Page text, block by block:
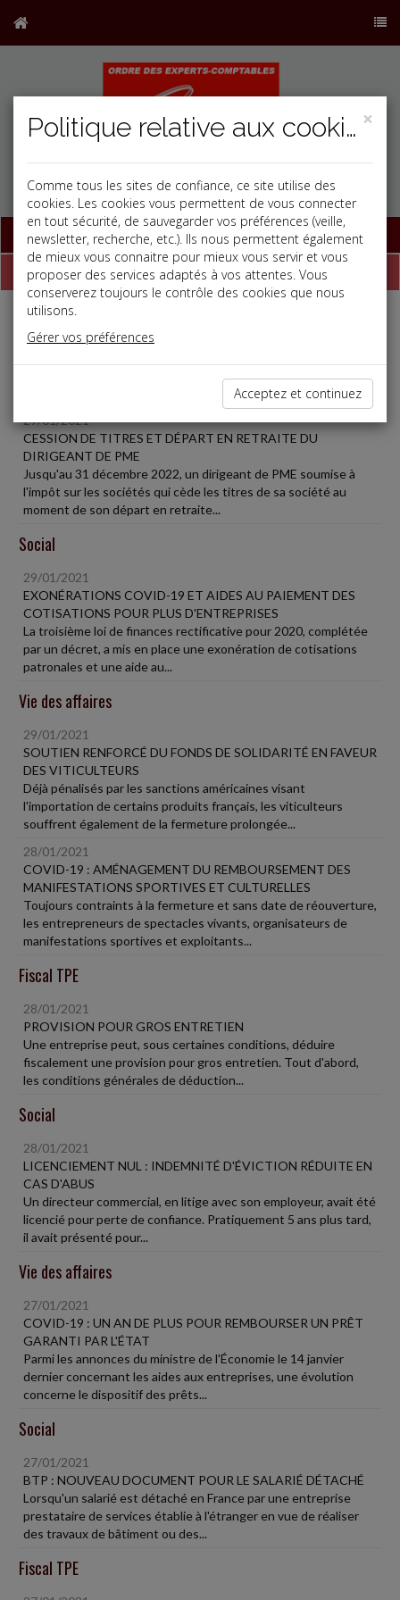
Base documentaire
Dépêches
Liste des dernières dépêches
29/01/2021
CESSION DE TITRES ET DÉPART EN RETRAITE DU
DIRIGEANT DE PME
Jusqu'au 31 décembre 2022, un dirigeant de PME soumise à
l'impôt sur les sociétés qui cède les titres de sa société au
moment de son départ en retraite...
Social
29/01/2021
EXONÉRATIONS COVID-19 ET AIDES AU PAIEMENT DES
COTISATIONS POUR PLUS D'ENTREPRISES
La troisième loi de finances rectificative pour 2020, complétée
par un décret, a mis en place une exonération de cotisations
patronales et une aide au...
Vie des affaires
29/01/2021
SOUTIEN RENFORCÉ DU FONDS DE SOLIDARITÉ EN FAVEUR
DES VITICULTEURS
Déjà pénalisés par les sanctions américaines visant
l'importation de certains produits français, les viticulteurs
souffrent également de la fermeture prolongée...
28/01/2021
COVID-19 : AMÉNAGEMENT DU REMBOURSEMENT DES
MANIFESTATIONS SPORTIVES ET CULTURELLES
Toujours contraints à la fermeture et sans date de réouverture,
les entrepreneurs de spectacles vivants, organisateurs de
manifestations sportives et exploitants...
Fiscal TPE
28/01/2021
PROVISION POUR GROS ENTRETIEN
Une entreprise peut, sous certaines conditions, déduire
fiscalement une provision pour gros entretien. Tout d'abord,
les conditions générales de déduction...
Social
28/01/2021
LICENCIEMENT NUL : INDEMNITÉ D'ÉVICTION RÉDUITE EN
CAS D'ABUS
Un directeur commercial, en litige avec son employeur, avait été
licencié pour perte de confiance. Pratiquement 5 ans plus tard,
il avait présenté pour...
Vie des affaires
27/01/2021
COVID-19 : UN AN DE PLUS POUR REMBOURSER UN PRÊT
GARANTI PAR L'ÉTAT
Parmi les annonces du ministre de l'Économie le 14 janvier
dernier concernant les aides aux entreprises, une évolution
concerne le dispositif des prêts...
Social
27/01/2021
BTP : NOUVEAU DOCUMENT POUR LE SALARIÉ DÉTACHÉ
Lorsqu'un salarié est détaché en France par une entreprise
prestataire de services établie à l'étranger en vue de réaliser
des travaux de bâtiment ou des...
Fiscal TPE
×
Politique relative aux cookies
Comme tous les sites de confiance, ce site utilise des
cookies. Les cookies vous permettent de vous connecter
en tout sécurité, de sauvegarder vos préférences (veille,
newsletter, recherche, etc.). Ils nous permettent également
de mieux vous connaitre pour mieux vous servir et vous
proposer des services adaptés à vos attentes. Vous
conserverez toujours le contrôle des cookies que nous
utilisons.
Gérer vos préférences
Acceptez et continuez